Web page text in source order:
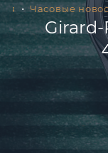
Часовые